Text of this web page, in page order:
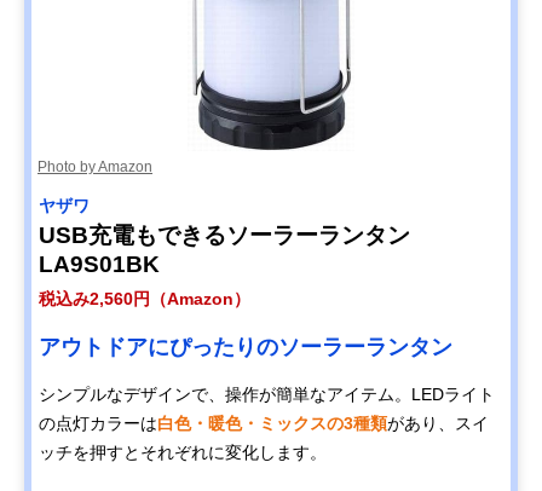
Photo by Amazon
ヤザワ
USB充電もできるソーラーランタン
LA9S01BK
税込み2,560円（Amazon）
アウトドアにぴったりのソーラーランタン
シンプルなデザインで、操作が簡単なアイテム。LEDライト
の点灯カラーは白色・暖色・ミックスの3種類があり、スイ
ッチを押すとそれぞれに変化します。